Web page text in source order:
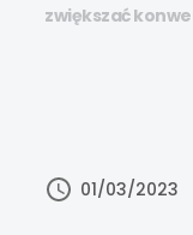
zwiększać
01/03/2023